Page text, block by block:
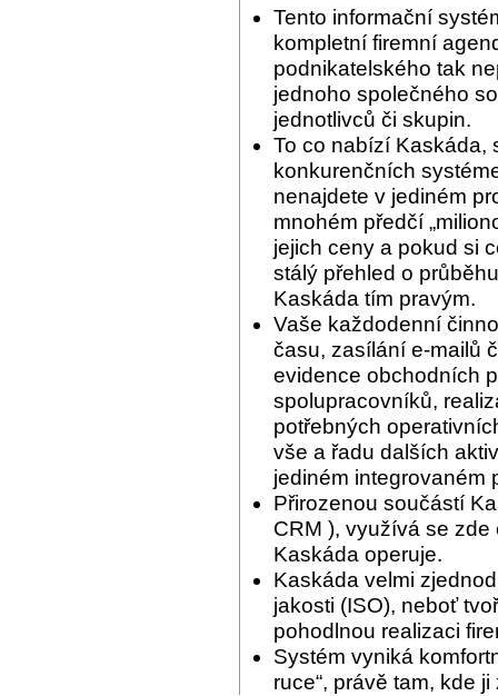
Tento informační
kompletní firemní
podnikatelského tak
jednoho společného
jednotlivců či skupin.
To co nabízí Kaskáda,
konkurenčních
nenajdete v jediném
mnohém předčí
jejich ceny a pokud si
stálý přehled o
Kaskáda tím pravým.
Vaše každodenní
času, zasílání e-mailů
evidence obchodních
spolupracovníků,
potřebných
vše a řadu dalších
jediném integrovaném
Přirozenou součástí
CRM ), využívá se
Kaskáda operuje.
Kaskáda velmi
jakosti (ISO), neboť
pohodlnou realizaci
Systém vyniká
ruce“, právě tam, kde